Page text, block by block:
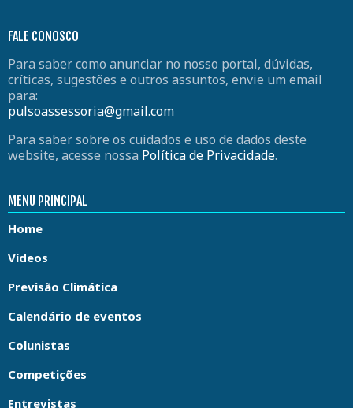
FALE CONOSCO
Para saber como anunciar no nosso portal, dúvidas,
críticas, sugestões e outros assuntos, envie um email
para:
pulsoassessoria@gmail.com
Para saber sobre os cuidados e uso de dados deste
website, acesse nossa Política de Privacidade.
MENU PRINCIPAL
Home
Vídeos
Previsão Climática
Calendário de eventos
Colunistas
Competições
Entrevistas